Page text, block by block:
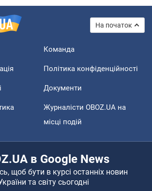
На початок
Команда
Політика конфіденційності
Документи
Журналісти OBOZ.UA на
місці подій
в Google News
щоб бути в курсі останніх новин
та світу сьогодні